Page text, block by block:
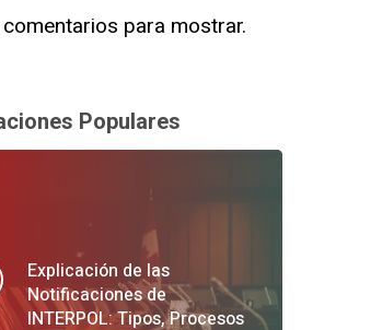
para mostrar.
Populares
Explicación de las
Notificaciones de
INTERPOL: Tipos, Procesos